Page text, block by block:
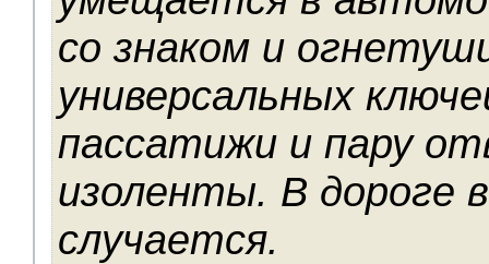
со знаком и
универсальных
пассатижи и пару
изоленты. В дороге
случается.